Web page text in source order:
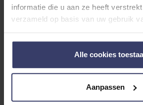
informatie die u aan ze heeft
verzameld op basis van uw gebruik
Alle cookies
Aanpassen
Boots
Ik raad dit product aan
Rating